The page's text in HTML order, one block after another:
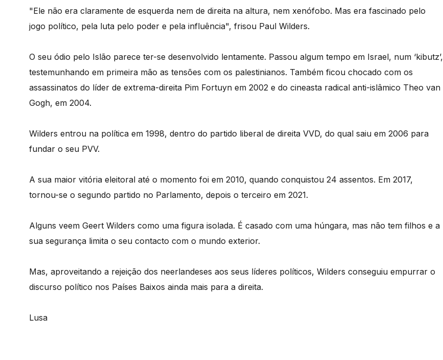
"Ele não era claramente de esquerda nem de direita na altura, nem xenófobo. Mas era fascinado pelo
jogo político, pela luta pelo poder e pela influência", frisou Paul Wilders.
O seu ódio pelo Islão parece ter-se desenvolvido lentamente. Passou algum tempo em Israel, num ‘kibutz’,
testemunhando em primeira mão as tensões com os palestinianos. Também ficou chocado com os
assassinatos do líder de extrema-direita Pim Fortuyn em 2002 e do cineasta radical anti-islâmico Theo van
Gogh, em 2004.
Wilders entrou na política em 1998, dentro do partido liberal de direita VVD, do qual saiu em 2006 para
fundar o seu PVV.
A sua maior vitória eleitoral até o momento foi em 2010, quando conquistou 24 assentos. Em 2017,
tornou-se o segundo partido no Parlamento, depois o terceiro em 2021.
Alguns veem Geert Wilders como uma figura isolada. É casado com uma húngara, mas não tem filhos e a
sua segurança limita o seu contacto com o mundo exterior.
Mas, aproveitando a rejeição dos neerlandeses aos seus líderes políticos, Wilders conseguiu empurrar o
discurso político nos Países Baixos ainda mais para a direita.
Lusa